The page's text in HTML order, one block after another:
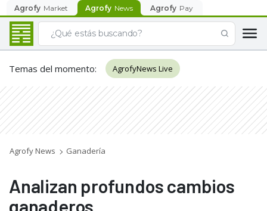
Agrofy Market Agrofy News Agrofy Pay
Temas del momento: AgrofyNews Live
Agrofy News Ganadería
Analizan profundos cambios
ganaderos